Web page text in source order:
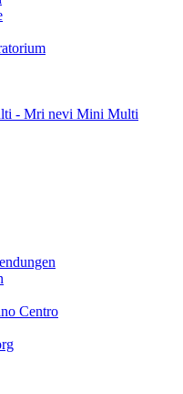
- Mri nevi Mini Multi
Centro